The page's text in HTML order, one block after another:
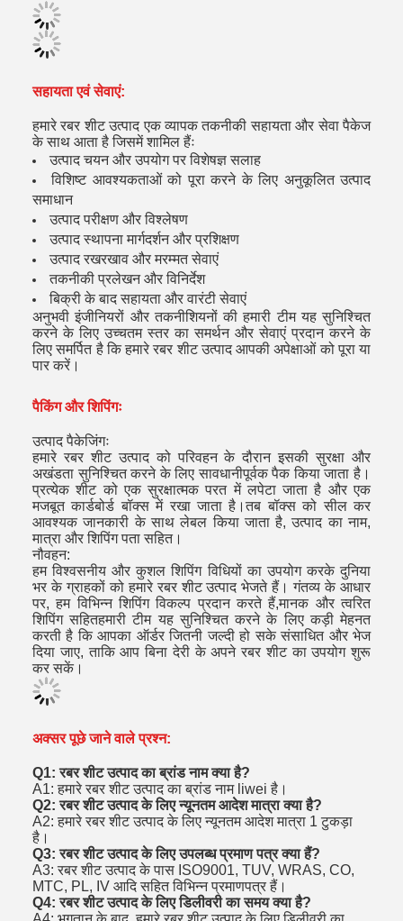
सहायता एवं सेवाएं:
हमारे रबर शीट उत्पाद एक व्यापक तकनीकी सहायता और सेवा पैकेज
के साथ आता है जिसमें शामिल हैंः
उत्पाद चयन और उपयोग पर विशेषज्ञ सलाह
विशिष्ट आवश्यकताओं को पूरा करने के लिए अनुकूलित उत्पाद
समाधान
उत्पाद परीक्षण और विश्लेषण
उत्पाद स्थापना मार्गदर्शन और प्रशिक्षण
उत्पाद रखरखाव और मरम्मत सेवाएं
तकनीकी प्रलेखन और विनिर्देश
बिक्री के बाद सहायता और वारंटी सेवाएं
अनुभवी इंजीनियरों और तकनीशियनों की हमारी टीम यह सुनिश्चित
करने के लिए उच्चतम स्तर का समर्थन और सेवाएं प्रदान करने के
लिए समर्पित है कि हमारे रबर शीट उत्पाद आपकी अपेक्षाओं को पूरा या
पार करें।
पैकिंग और शिपिंगः
उत्पाद पैकेजिंगः
हमारे रबर शीट उत्पाद को परिवहन के दौरान इसकी सुरक्षा और
अखंडता सुनिश्चित करने के लिए सावधानीपूर्वक पैक किया जाता है।
प्रत्येक शीट को एक सुरक्षात्मक परत में लपेटा जाता है और एक
मजबूत कार्डबोर्ड बॉक्स में रखा जाता है।तब बॉक्स को सील कर
आवश्यक जानकारी के साथ लेबल किया जाता है, उत्पाद का नाम,
मात्रा और शिपिंग पता सहित।
नौवहन:
हम विश्वसनीय और कुशल शिपिंग विधियों का उपयोग करके दुनिया
भर के ग्राहकों को हमारे रबर शीट उत्पाद भेजते हैं। गंतव्य के आधार
पर, हम विभिन्न शिपिंग विकल्प प्रदान करते हैं,मानक और त्वरित
शिपिंग सहितहमारी टीम यह सुनिश्चित करने के लिए कड़ी मेहनत
करती है कि आपका ऑर्डर जितनी जल्दी हो सके संसाधित और भेज
दिया जाए, ताकि आप बिना देरी के अपने रबर शीट का उपयोग शुरू
कर सकें।
अक्सर पूछे जाने वाले प्रश्न:
Q1: रबर शीट उत्पाद का ब्रांड नाम क्या है?
A1: हमारे रबर शीट उत्पाद का ब्रांड नाम liwei है।
Q2: रबर शीट उत्पाद के लिए न्यूनतम आदेश मात्रा क्या है?
A2: हमारे रबर शीट उत्पाद के लिए न्यूनतम आदेश मात्रा 1 टुकड़ा
है।
Q3: रबर शीट उत्पाद के लिए उपलब्ध प्रमाण पत्र क्या हैं?
A3: रबर शीट उत्पाद के पास ISO9001, TUV, WRAS, CO,
MTC, PL, IV आदि सहित विभिन्न प्रमाणपत्र हैं।
Q4: रबर शीट उत्पाद के लिए डिलीवरी का समय क्या है?